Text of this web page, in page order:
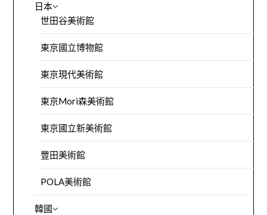
日本
世田谷美術館
東京國立博物館
東京現代美術館
東京Mori森美術館
東京國立新美術館
豐田美術館
POLA美術館
韓國